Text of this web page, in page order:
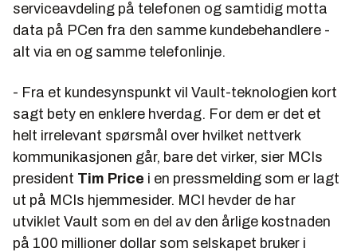
serviceavdeling på telefonen og samtidig motta
data på PCen fra den samme kundebehandlere -
alt via en og samme telefonlinje.
- Fra et kundesynspunkt vil Vault-teknologien kort
sagt bety en enklere hverdag. For dem er det et
helt irrelevant spørsmål over hvilket nettverk
kommunikasjonen går, bare det virker, sier MCIs
president Tim Price i en pressmelding som er lagt
ut på MCIs hjemmesider. MCI hevder de har
utviklet Vault som en del av den årlige kostnaden
på 100 millioner dollar som selskapet bruker i